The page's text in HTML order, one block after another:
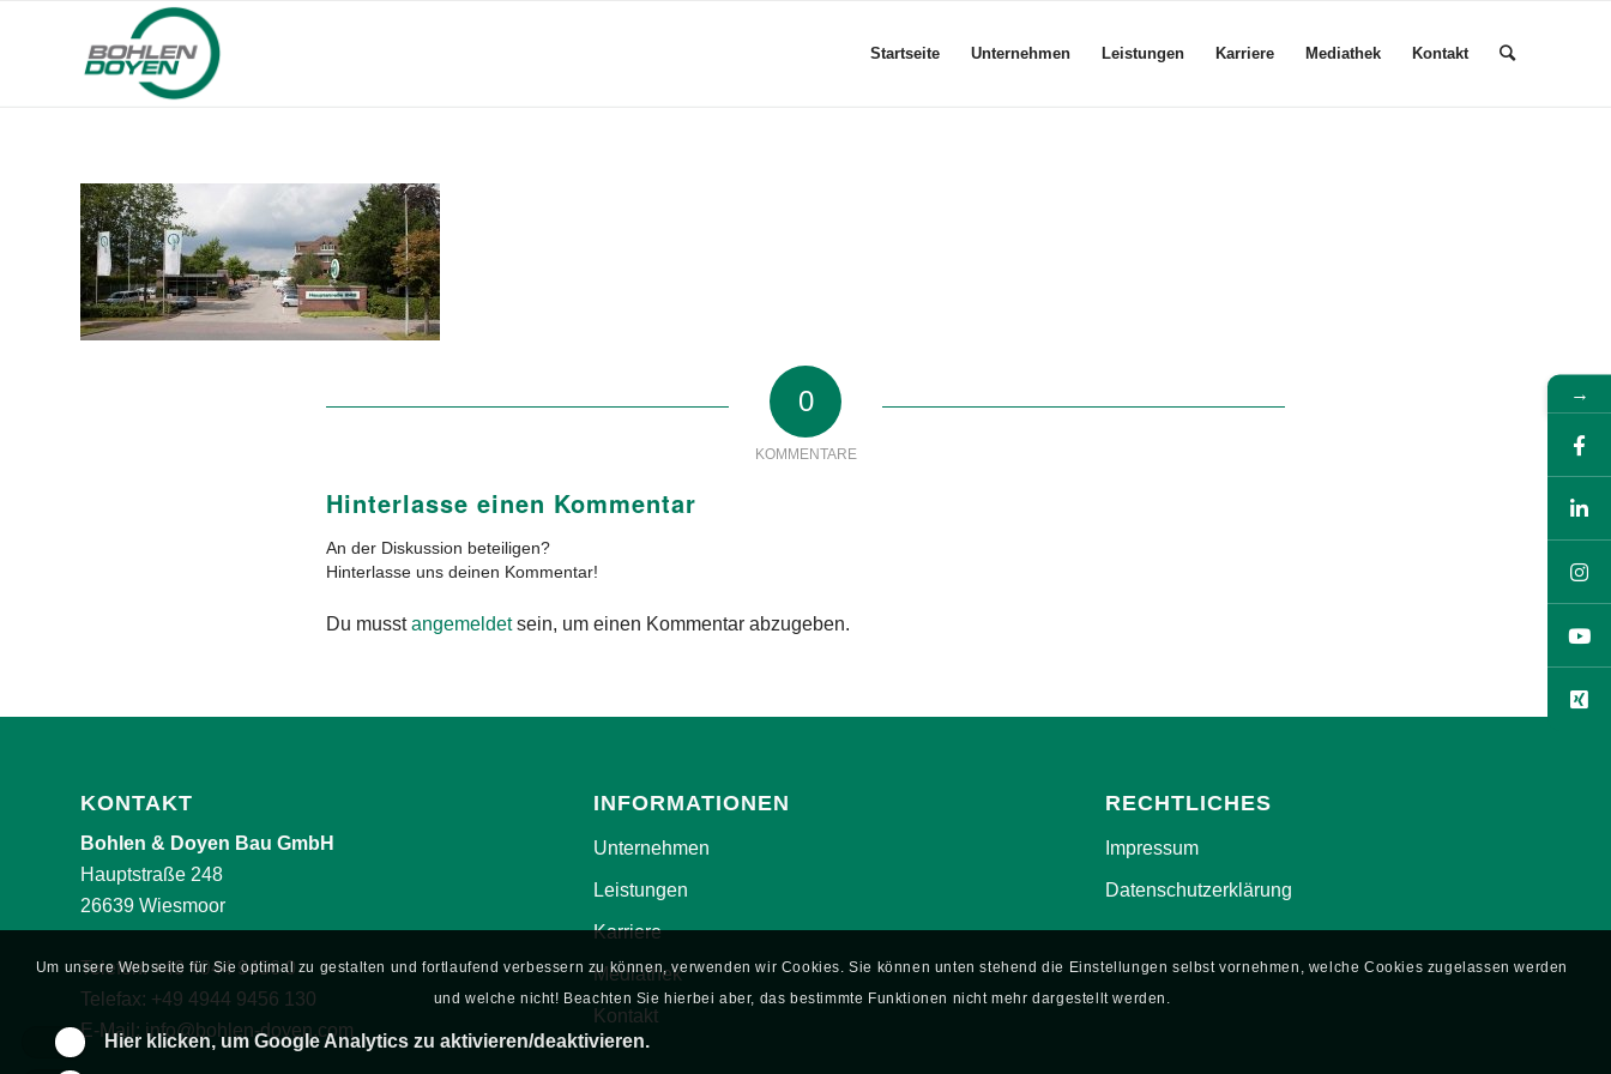
Startseite Unternehmen Leistungen Karriere Mediathek Kontakt
0
KOMMENTARE
Hinterlasse einen Kommentar
An der Diskussion beteiligen?
Hinterlasse uns deinen Kommentar!
Du musstangemeldetsein, um einen Kommentar abzugeben.
KONTAKT
Bohlen & Doyen Bau GmbH
Hauptstraße 248
26639 Wiesmoor
Telefon:+49 4944 9456 0
Telefax: +49 4944 9456 130
E-Mail: info@bohlen-doyen.com
INFORMATIONEN
Unternehmen
Leistungen
Karriere
Mediathek
Kontakt
RECHTLICHES
Impressum
Datenschutzerklärung
Um unsere Webseite für Sie optimal zu gestalten und fortlaufend verbessern zu können, verwenden wir Cookies. Sie können unten stehend die Einstellungen selbst vornehmen, welche Cookies zugelassen werden
und welche nicht! Beachten Sie hierbei aber, das bestimmte Funktionen nicht mehr dargestellt werden.
Hier klicken, um Google Analytics zu aktivieren/deaktivieren.
→